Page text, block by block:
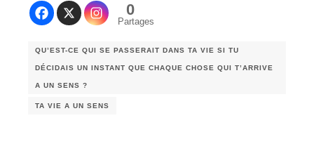
0
Partages
QU’EST-CE QUI SE PASSERAIT DANS TA VIE SI TU
DÉCIDAIS UN INSTANT QUE CHAQUE CHOSE QUI T’ARRIVE
A UN SENS ?
TA VIE A UN SENS